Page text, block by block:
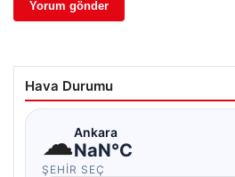
Hava Durumu
☁Ankara
NaN°C
ŞEHIR SEÇ